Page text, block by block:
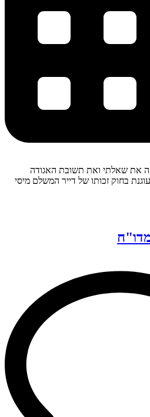
את שאלתי ואת תשובת האגודה
בחוק זכותו של דייר המשלם מיסי